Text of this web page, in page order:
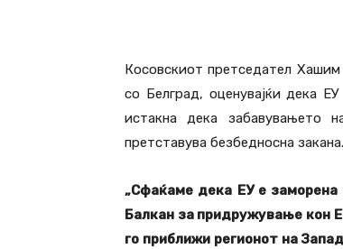
Косовскиот претседател
со Белград, оценувајќи дека
истакна дека забавувањето
претставува безбедносна закана.
„Сфаќаме дека ЕУ е
Балкан за придружување кон
го приближи регионот на